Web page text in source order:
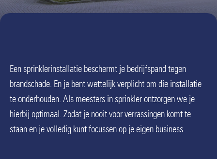
Een sprinklerinstallatie beschermt je bedrijfspand tegen
brandschade. En je bent wettelijk verplicht om die installatie
te onderhouden. Als meesters in sprinkler ontzorgen we je
hierbij optimaal. Zodat je nooit voor verrassingen komt te
staan en je volledig kunt focussen op je eigen business.